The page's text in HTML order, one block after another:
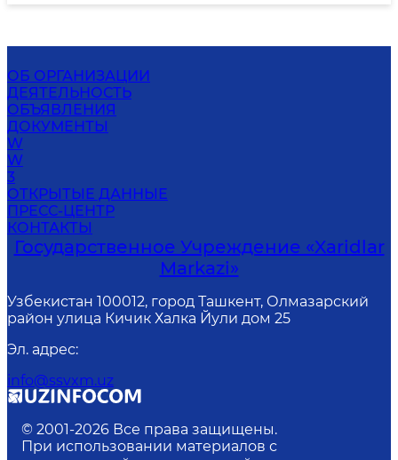
ОБ ОРГАНИЗАЦИИ
ДЕЯТЕЛЬНОСТЬ
ОБЪЯВЛЕНИЯ
ДОКУМЕНТЫ
W
W
3
ОТКРЫТЫЕ ДАННЫЕ
ПРЕСС-ЦЕНТР
КОНТАКТЫ
Государственное Учреждение «Xaridlar
Markazi»
Узбекистан 100012, город Ташкент, Олмазарский
район улица Кичик Халка Йули дом 25
Эл. адрес:
info@ssvxm.uz
© 2001-2026 Все права защищены.
При использовании материалов с